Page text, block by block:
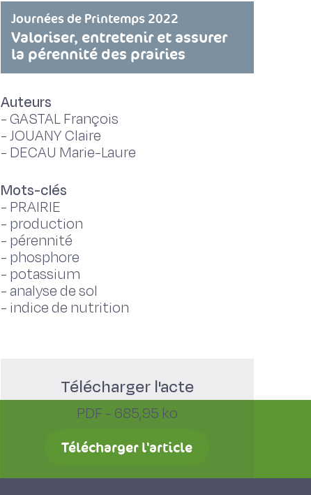
Journées de Printemps 2022
Valoriser, entretenir et assurer
la pérennité des prairies
Auteurs
-GASTAL François
-JOUANY Claire
- DECAU Marie-Laure
Mots-clés
- PRAIRIE
- production
- pérennité
- phosphore
- potassium
- analyse de sol
- indice de nutrition
Télécharger l'acte
PDF - 685,95 ko
Télécharger l'article
PDF - 1,73 Mo